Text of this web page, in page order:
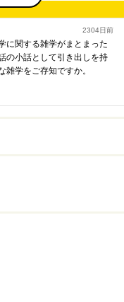
2304日前
に関する雑学がまとまった
の小話として引き出しを持
雑学をご存知ですか。